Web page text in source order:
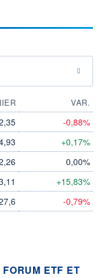
VAR.
-0,88%
+0,17%
0,00%
+15,83%
-0,79%
ETF ET